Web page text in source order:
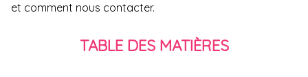
et comment nous contacter.
TABLE DES MATIÈRES